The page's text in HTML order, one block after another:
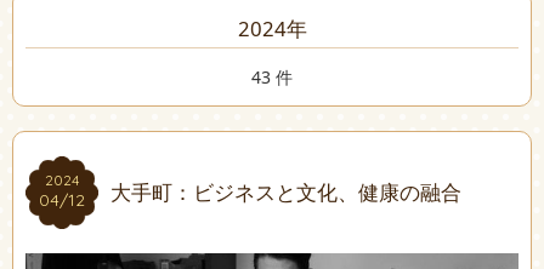
2024年
43 件
2024
04/12
2024
04/12 大手町：ビジネスと文化、健康の融合